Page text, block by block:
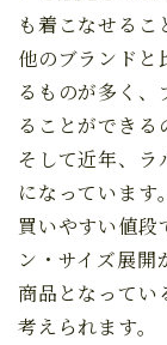
も着こなせるこ
他のブランドと
るものが多く、
ることができる
そして近年、ラ
になっています。
買いやすい値段
ン・サイズ展
商品となってい
考えられます。